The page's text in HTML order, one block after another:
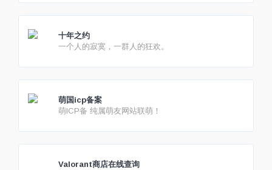
十年之约
一个人的寂寞，一群人的狂欢。
萌国icp备案
萌ICP备 纯属萌友网站联萌！
Valorant商店在线查询